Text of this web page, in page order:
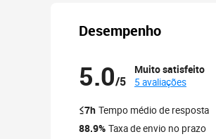
Desempenho
5.0/5
Muito satisfeito
5 avaliações
≤7h Tempo médio de resposta
88.9% Taxa de envio no prazo